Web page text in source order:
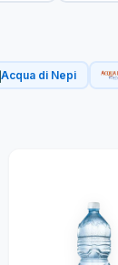
Acqua di Nepi